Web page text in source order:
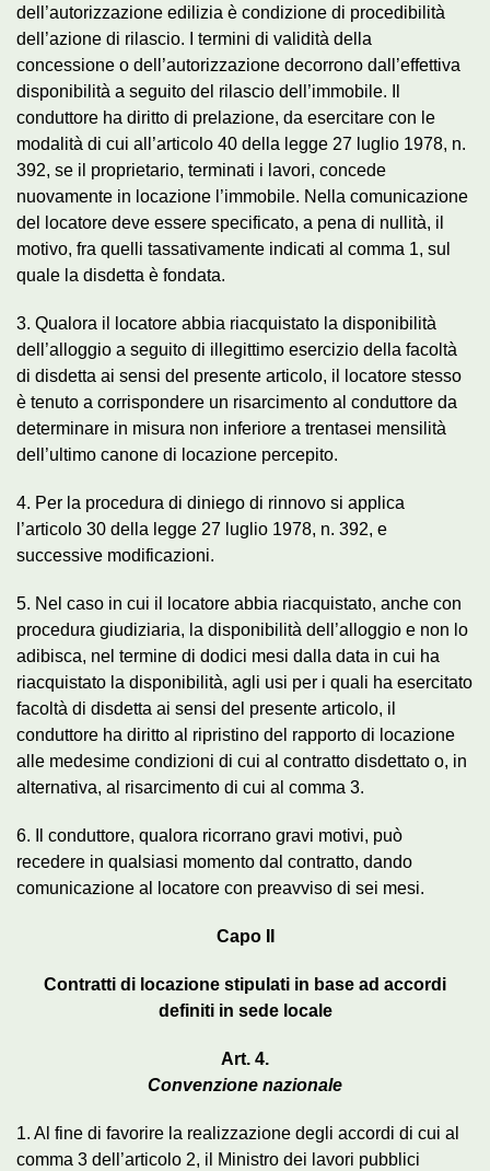
dell’autorizzazione edilizia è condizione di procedibilità
dell’azione di rilascio. I termini di validità della
concessione o dell’autorizzazione decorrono dall’effettiva
disponibilità a seguito del rilascio dell’immobile. Il
conduttore ha diritto di prelazione, da esercitare con le
modalità di cui all’articolo 40 della legge 27 luglio 1978, n.
392, se il proprietario, terminati i lavori, concede
nuovamente in locazione l’immobile. Nella comunicazione
del locatore deve essere specificato, a pena di nullità, il
motivo, fra quelli tassativamente indicati al comma 1, sul
quale la disdetta è fondata.
3. Qualora il locatore abbia riacquistato la disponibilità
dell’alloggio a seguito di illegittimo esercizio della facoltà
di disdetta ai sensi del presente articolo, il locatore stesso
è tenuto a corrispondere un risarcimento al conduttore da
determinare in misura non inferiore a trentasei mensilità
dell’ultimo canone di locazione percepito.
4. Per la procedura di diniego di rinnovo si applica
l’articolo 30 della legge 27 luglio 1978, n. 392, e
successive modificazioni.
5. Nel caso in cui il locatore abbia riacquistato, anche con
procedura giudiziaria, la disponibilità dell’alloggio e non lo
adibisca, nel termine di dodici mesi dalla data in cui ha
riacquistato la disponibilità, agli usi per i quali ha esercitato
facoltà di disdetta ai sensi del presente articolo, il
conduttore ha diritto al ripristino del rapporto di locazione
alle medesime condizioni di cui al contratto disdettato o, in
alternativa, al risarcimento di cui al comma 3.
6. Il conduttore, qualora ricorrano gravi motivi, può
recedere in qualsiasi momento dal contratto, dando
comunicazione al locatore con preavviso di sei mesi.
Capo II
Contratti di locazione stipulati in base ad accordi
definiti in sede locale
Art. 4.
Convenzione nazionale
1. Al fine di favorire la realizzazione degli accordi di cui al
comma 3 dell’articolo 2, il Ministro dei lavori pubblici